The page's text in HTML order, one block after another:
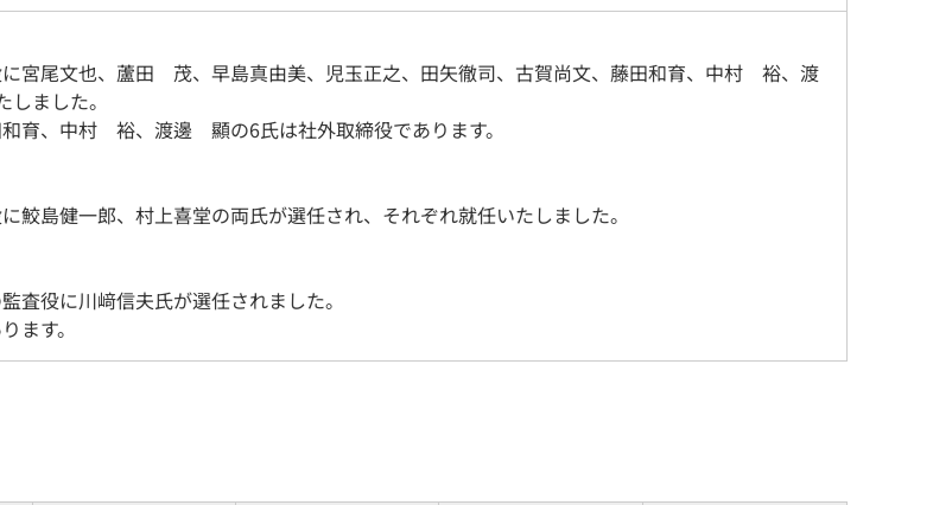
宮尾文也、蘆田 茂、早島真由美、児玉正之、田矢徹司、古賀尚文、藤田和育、中村 裕、渡
ました。
育、中村 裕、渡邊 顯の6氏は社外取締役であります。
鮫島健一郎、村上喜堂の両氏が選任され、それぞれ就任いたしました。
査役に川﨑信夫氏が選任されました。
ます。